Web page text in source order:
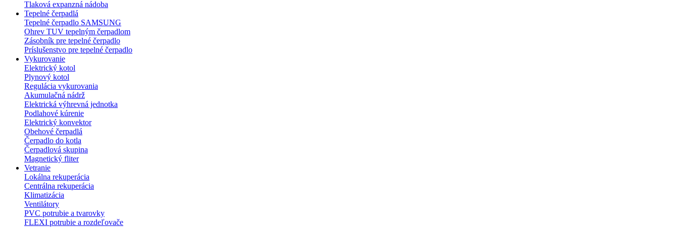
Tlaková expanzná nádoba
Tepelné čerpadlá
Tepelné čerpadlo SAMSUNG
Ohrev TUV tepelným čerpadlom
Zásobník pre tepelné čerpadlo
Príslušenstvo pre tepelné čerpadlo
Vykurovanie
Elektrický kotol
Plynový kotol
Regulácia vykurovania
Akumulačná nádrž
Elektrická výhrevná jednotka
Podlahové kúrenie
Elektrický konvektor
Obehové čerpadlá
Čerpadlo do kotla
Čerpadlová skupina
Magnetický fliter
Vetranie
Lokálna rekuperácia
Centrálna rekuperácia
Klimatizácia
Ventilátory
PVC potrubie a tvarovky
FLEXI potrubie a rozdeľovače